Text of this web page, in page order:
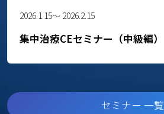
2026.1.15～ 2026.2.15
集中治療CEセミナー（中級編）
セミナー 一覧